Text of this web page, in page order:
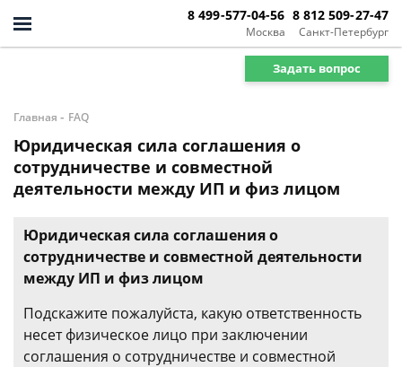
Москва
8 499-577-04-56
Санкт-Петербург
8 812 509-27-47
Задать вопрос
Главная - FAQ
Юридическая сила соглашения о
сотрудничестве и совместной
деятельности между ИП и физ лицом
Юридическая сила соглашения о
сотрудничестве и совместной деятельности
между ИП и физ лицом
Подскажите пожалуйста, какую ответственность
несет физическое лицо при заключении
соглашения о сотрудничестве и совместной